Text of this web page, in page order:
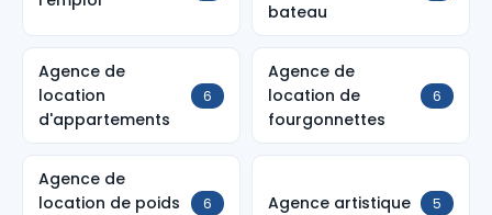
bateau
Agence de
location
d'appartements
6
Agence de
location de
fourgonnettes
6
Agence de
location de poids
6 Agence artistique 5